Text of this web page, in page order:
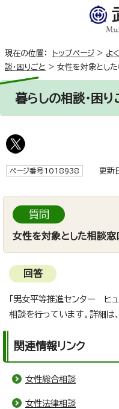
現在の位置： トップページ > よ
談・困りごと > 女性を対象とし
暮らしの相談・困り
ページ番号1018938 更新
質問
女性を対象とした相談窓
回答
「男女平等推進センター ヒ
相談を行っています。詳細は
関連情報リンク
女性総合相談
女性法律相談